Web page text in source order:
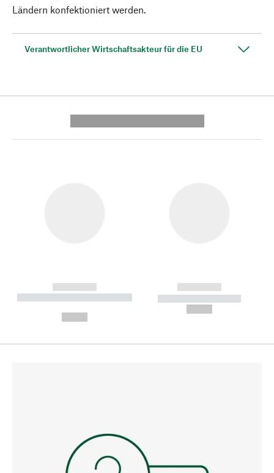
Ländern konfektioniert werden.
Verantwortlicher Wirtschaftsakteur für die EU
------------
----------- ----------- --------
------------
----------- -----------